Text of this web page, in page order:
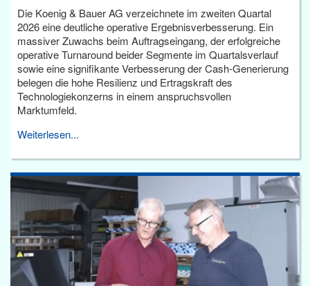
Die Koenig & Bauer AG verzeichnete im zweiten Quartal
2026 eine deutliche operative Ergebnisverbesserung. Ein
massiver Zuwachs beim Auftragseingang, der erfolgreiche
operative Turnaround beider Segmente im Quartalsverlauf
sowie eine signifikante Verbesserung der Cash-Generierung
belegen die hohe Resilienz und Ertragskraft des
Technologiekonzerns in einem anspruchsvollen
Marktumfeld.
Weiterlesen...